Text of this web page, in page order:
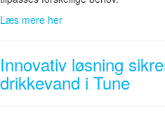
Læs mere her
Innovativ løsning
drikkevand i Tune